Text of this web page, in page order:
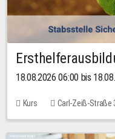
18.08.2026 06:00 bis
Kurs Carl-Zeiß-Straße